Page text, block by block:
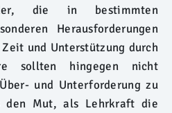
die in bestimmten
Herausforderungen
und Unterstützung durch
sollten hingegen nicht
und Unterforderung zu
den Mut, als Lehrkraft die